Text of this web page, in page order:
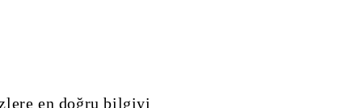
en doğru bilgiyi